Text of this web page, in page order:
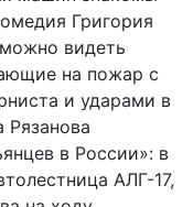
Григория
видеть
на пожар с
и ударами в
в России»: в
АЛГ-17,